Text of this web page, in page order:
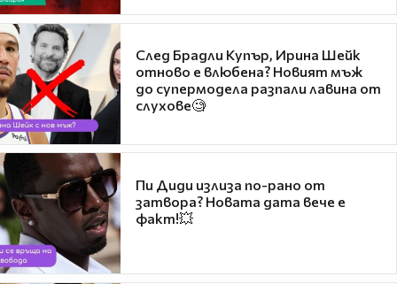
След Брадли Купър, Ирина Шейк
отново е влюбена? Новият мъж
до супермодела разпали лавина от
слухове🧐
Пи Диди излиза по-рано от
затвора? Новата дата вече е
факт!💥